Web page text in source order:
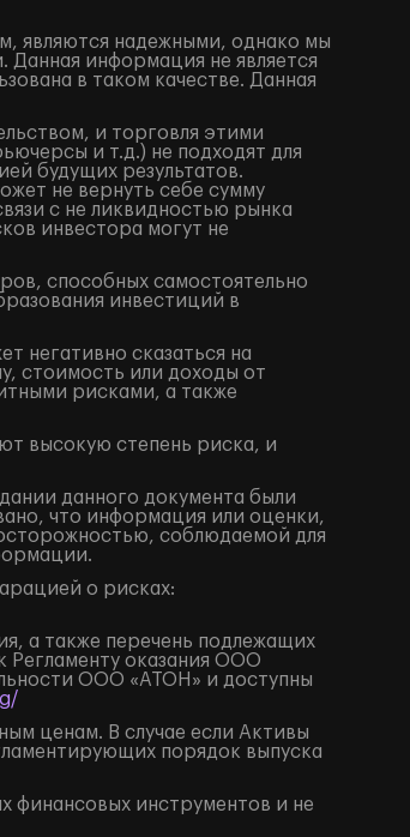
являются надежными, однако мы
информация не является
в таком качестве. Данная
и торговля этими
и т.д.) не подходят для
будущих результатов.
не вернуть себе сумму
с не ликвидностью рынка
инвестора могут не
способных самостоятельно
инвестиций в
негативно сказаться на
стоимость или доходы от
рисками, а также
высокую степень риска, и
данного документа были
что информация или оценки,
соблюдаемой для
о рисках:
а также перечень подлежащих
Регламенту оказания ООО
ООО «АТОН» и доступны
ценам. В случае если Активы
порядок выпуска
финансовых инструментов и не